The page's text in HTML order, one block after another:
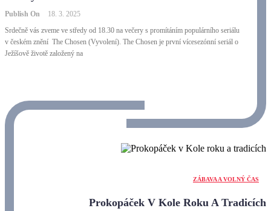
Publish On
18. 3. 2025
Srdečně vás zveme ve středy od 18.30 na večery s promítáním populárního seriálu
v českém znění The Chosen (Vyvolení). The Chosen je první vícesezónní seriál o
Ježíšově životě založený na
ZÁBAVA A VOLNÝ ČAS
Prokopáček V Kole Roku A Tradicích